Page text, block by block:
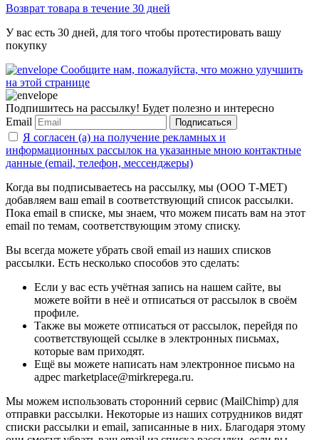
Возврат товара в течение 30 дней
У вас есть 30 дней, для того чтобы протестировать вашу
покупку
Сообщите нам, пожалуйста, что можно улучшить
на этой странице
Подпишитесь на рассылку! Будет полезно и интересно
Email
Подписаться
Я согласен (а) на получение рекламных и
информационных рассылок на указанные мною контактные
данные (email, телефон, мессенджеры)
Когда вы подписываетесь на рассылку, мы (ООО Т-МЕТ)
добавляем ваш email в соответствующий список рассылки.
Пока email в списке, мы знаем, что можем писать вам на этот
email по темам, соответствующим этому списку.
Вы всегда можете убрать свой email из наших списков
рассылки. Есть несколько способов это сделать:
Если у вас есть учётная запись на нашем сайте, вы
можете войти в неё и отписаться от рассылок в своём
профиле.
Также вы можете отписаться от рассылок, перейдя по
соответствующей ссылке в электронных письмах,
которые вам приходят.
Ещё вы можете написать нам электронное письмо на
адрес marketplace@mirkrepega.ru.
Мы можем использовать сторонний сервис (MailChimp) для
отправки рассылки. Некоторые из наших сотрудников видят
списки рассылки и email, записанные в них. Благодаря этому